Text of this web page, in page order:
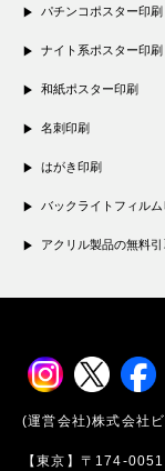
パチンコポスター印刷
ナイト系ポスター印刷
和紙ポスター印刷
名刺印刷
はがき印刷
バックライトフィルム
アクリル製品の無料引
(運営会社)株式会社
【東京】〒174-